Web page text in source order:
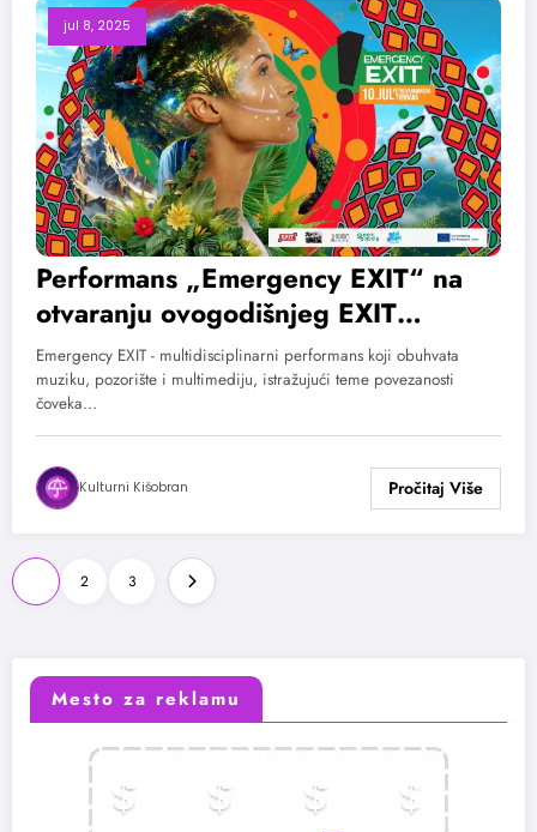
jul 8, 2025
Performans „Emergency EXIT“ na
otvaranju ovogodišnjeg EXIT
festivala
Emergency EXIT - multidisciplinarni performans koji obuhvata
muziku, pozorište i multimediju, istražujući teme povezanosti
čoveka…
Kulturni Kišobran
Paginacija
članaka
2 3
Mesto za reklamu